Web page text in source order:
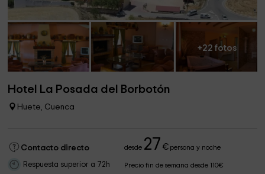
+22 fotos
Hotel La Posada del Borbotón
Huete, Cuenca
Contacto directo desde 27 €persona y noche
Respuesta superior a 72h Precio fin de semana desde 110€